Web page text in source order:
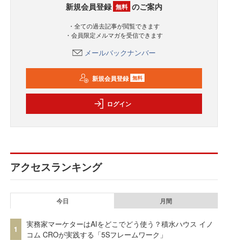
新規会員登録 無料 のご案内
・全ての過去記事が閲覧できます
・会員限定メルマガを受信できます
メールバックナンバー
新規会員登録 無料
ログイン
アクセスランキング
今日 月間
1
実務家マーケターはAIをどこでどう使う？積水ハウス イノ
コム CROが実践する「5Sフレームワーク」